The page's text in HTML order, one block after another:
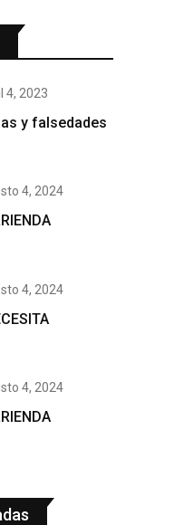
4, 2023
y falsedades
4, 2024
4, 2024
4, 2024